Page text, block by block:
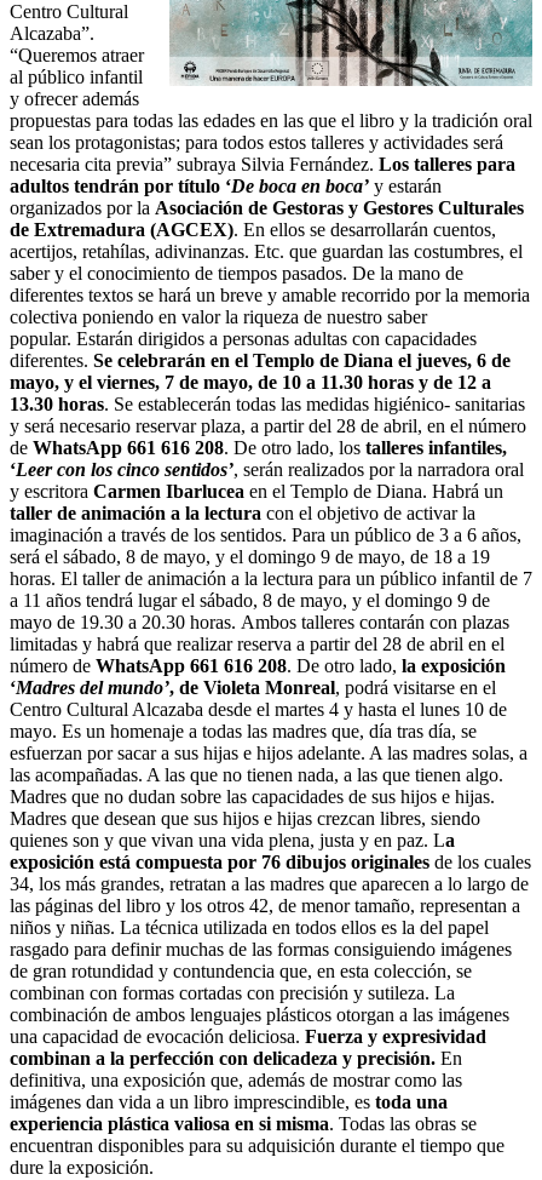
Centro Cultural
Alcazaba”.
“Queremos atraer
al público infantil
y ofrecer además
propuestas para todas las edades en las que el libro y la tradición oral
sean los protagonistas; para todos estos talleres y actividades será
necesaria cita previa” subraya Silvia Fernández. Los talleres para
adultos tendrán por título ‘De boca en boca’ y estarán
organizados por la Asociación de Gestoras y Gestores Culturales
de Extremadura (AGCEX). En ellos se desarrollarán cuentos,
acertijos, retahílas, adivinanzas. Etc. que guardan las costumbres, el
saber y el conocimiento de tiempos pasados. De la mano de
diferentes textos se hará un breve y amable recorrido por la memoria
colectiva poniendo en valor la riqueza de nuestro saber
popular. Estarán dirigidos a personas adultas con capacidades
diferentes. Se celebrarán en el Templo de Diana el jueves, 6 de
mayo, y el viernes, 7 de mayo, de 10 a 11.30 horas y de 12 a
13.30 horas. Se establecerán todas las medidas higiénico- sanitarias
y será necesario reservar plaza, a partir del 28 de abril, en el número
de WhatsApp 661 616 208. De otro lado, los talleres infantiles,
‘Leer con los cinco sentidos’, serán realizados por la narradora oral
y escritora Carmen Ibarlucea en el Templo de Diana. Habrá un
taller de animación a la lectura con el objetivo de activar la
imaginación a través de los sentidos. Para un público de 3 a 6 años,
será el sábado, 8 de mayo, y el domingo 9 de mayo, de 18 a 19
horas. El taller de animación a la lectura para un público infantil de 7
a 11 años tendrá lugar el sábado, 8 de mayo, y el domingo 9 de
mayo de 19.30 a 20.30 horas. Ambos talleres contarán con plazas
limitadas y habrá que realizar reserva a partir del 28 de abril en el
número de WhatsApp 661 616 208. De otro lado, la exposición
‘Madres del mundo’, de Violeta Monreal, podrá visitarse en el
Centro Cultural Alcazaba desde el martes 4 y hasta el lunes 10 de
mayo. Es un homenaje a todas las madres que, día tras día, se
esfuerzan por sacar a sus hijas e hijos adelante. A las madres solas, a
las acompañadas. A las que no tienen nada, a las que tienen algo.
Madres que no dudan sobre las capacidades de sus hijos e hijas.
Madres que desean que sus hijos e hijas crezcan libres, siendo
quienes son y que vivan una vida plena, justa y en paz. La
exposición está compuesta por 76 dibujos originales de los cuales
34, los más grandes, retratan a las madres que aparecen a lo largo de
las páginas del libro y los otros 42, de menor tamaño, representan a
niños y niñas. La técnica utilizada en todos ellos es la del papel
rasgado para definir muchas de las formas consiguiendo imágenes
de gran rotundidad y contundencia que, en esta colección, se
combinan con formas cortadas con precisión y sutileza. La
combinación de ambos lenguajes plásticos otorgan a las imágenes
una capacidad de evocación deliciosa. Fuerza y expresividad
combinan a la perfección con delicadeza y precisión. En
definitiva, una exposición que, además de mostrar como las
imágenes dan vida a un libro imprescindible, es toda una
experiencia plástica valiosa en si misma. Todas las obras se
encuentran disponibles para su adquisición durante el tiempo que
dure la exposición.